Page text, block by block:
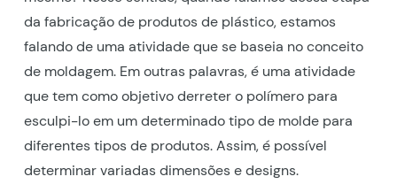
da fabricação de produtos de plástico, estamos
falando de uma atividade que se baseia no conceito
de moldagem. Em outras palavras, é uma atividade
que tem como objetivo derreter o polímero para
esculpi-lo em um determinado tipo de molde para
diferentes tipos de produtos. Assim, é possível
determinar variadas dimensões e designs.